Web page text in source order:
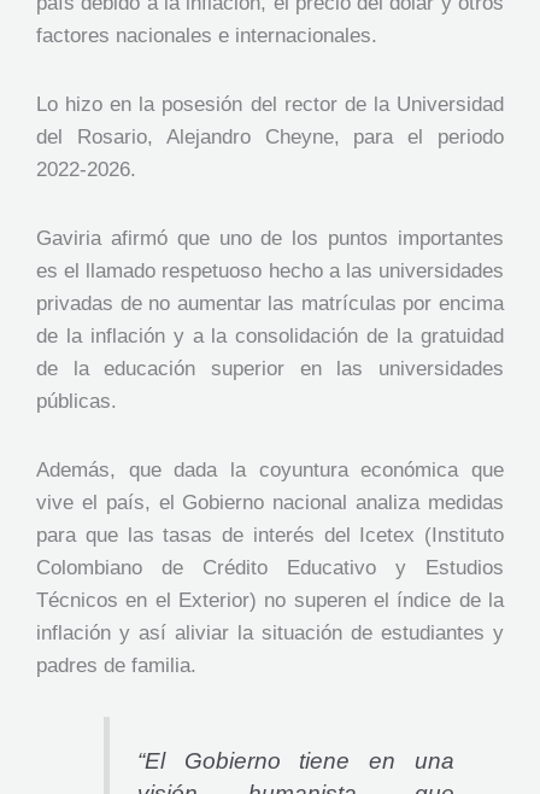
factores nacionales e internacionales.
Lo hizo en la posesión del rector de la Universidad
del Rosario, Alejandro Cheyne, para el periodo
2022-2026.
Gaviria afirmó que uno de los puntos importantes
es el llamado respetuoso hecho a las universidades
privadas de no aumentar las matrículas por encima
de la inflación y a la consolidación de la gratuidad
de la educación superior en las universidades
públicas.
Además, que dada la coyuntura económica que
vive el país, el Gobierno nacional analiza medidas
para que las tasas de interés del Icetex (Instituto
Colombiano de Crédito Educativo y Estudios
Técnicos en el Exterior) no superen el índice de la
inflación y así aliviar la situación de estudiantes y
padres de familia.
“El Gobierno tiene en una